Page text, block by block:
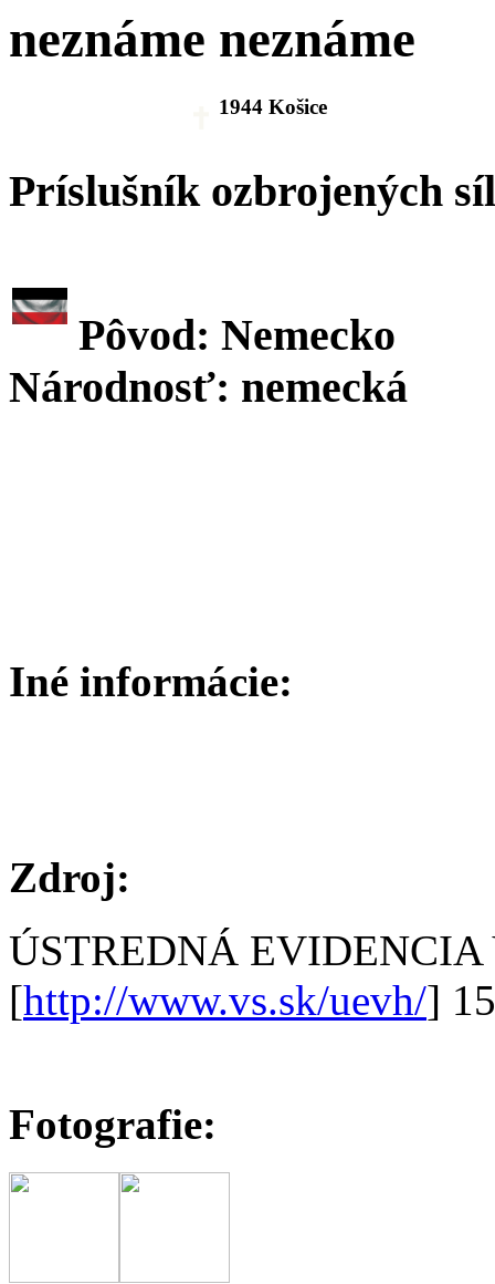
neznáme neznáme
1944 Košice
Príslušník ozbrojených síl
Pôvod: Nemecko
Národnosť: nemecká
Iné informácie:
Zdroj:
ÚSTREDNÁ
[http://www.vs.sk/uevh/]
Fotografie: